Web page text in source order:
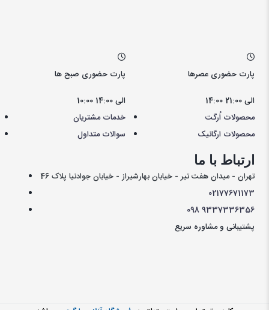
پارت حضوری صبح ها
10:00 الی 14:00
پارت حضوری عصرها
14:00 الی 21:00
خدمات مشتریان
سوالات متداول
محصولات اُرگت
محصولات ارگانیک
ارتباط با ما
تهران - میدان هفت تیر - خیابان بهارشیراز - خیابان جوادنیا پلاک 46
02177671173
0989337336356
پشتیبانی و مشاوره سریع